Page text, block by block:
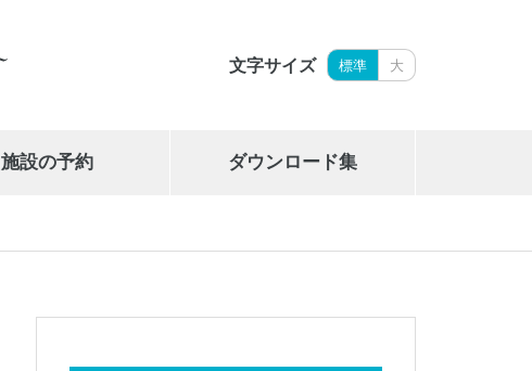
文字サイズ 標準 大
施設の予約 ダウンロード集
019-689-2265